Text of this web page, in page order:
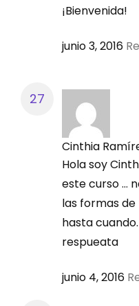
¡Bienvenida!
junio 3, 2016
Cinthia
Hola soy
este curso …
las formas
hasta
respueata
junio 4, 2016